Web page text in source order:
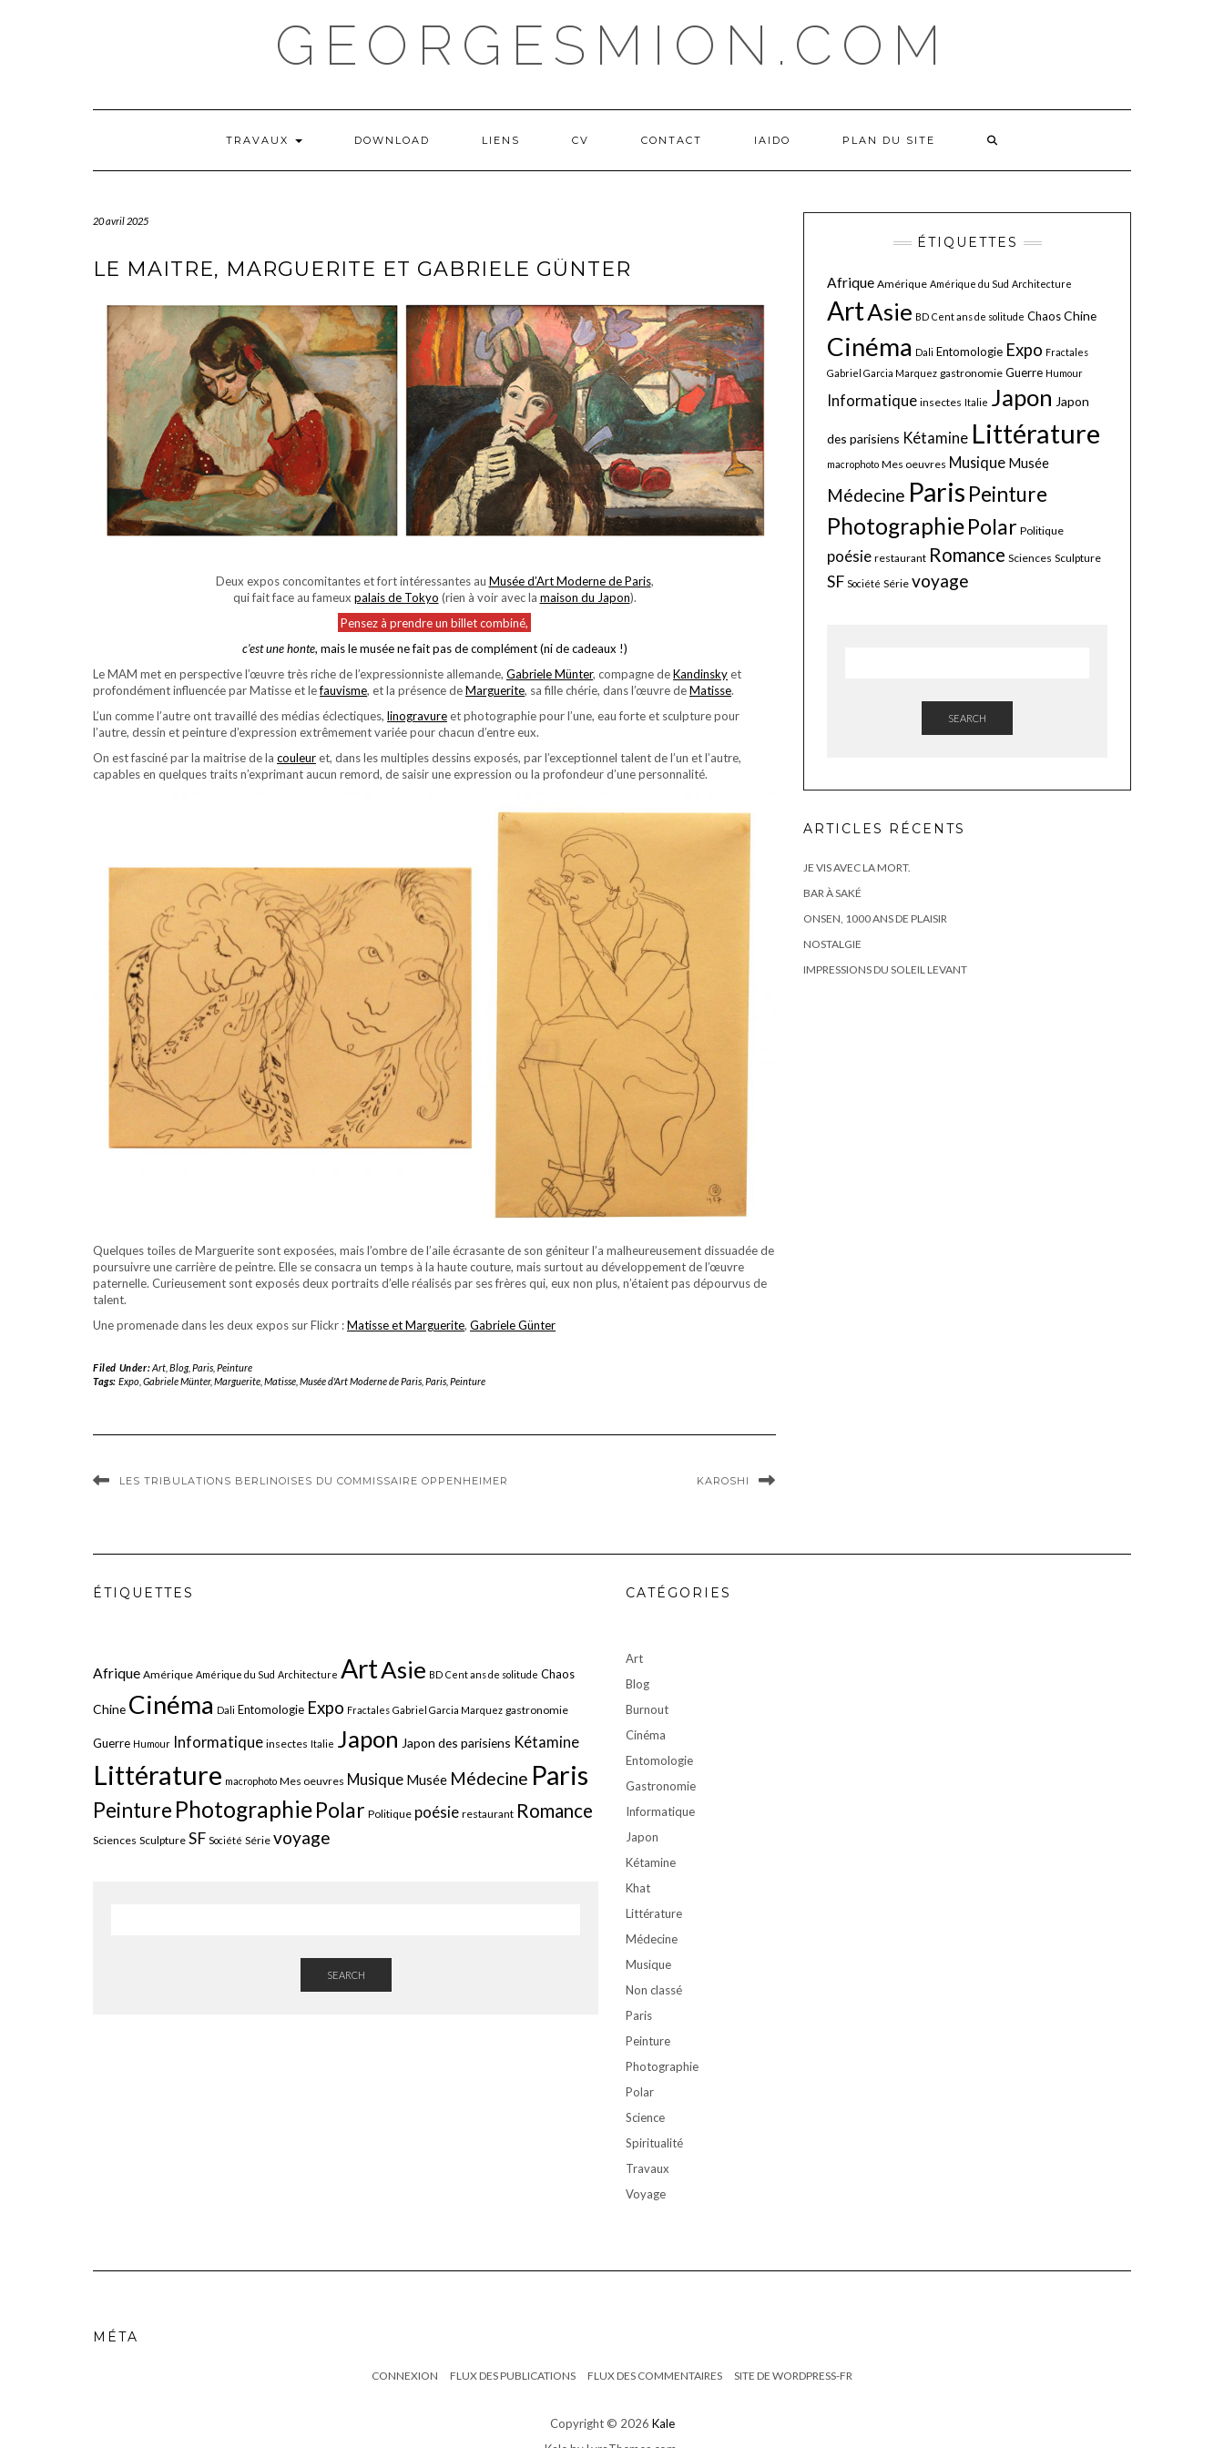
GEORGESMION.COM
TRAVAUX DOWNLOAD LIENS CV CONTACT IAIDO PLAN DU SITE
20 avril 2025
LE MAITRE, MARGUERITE ET GABRIELE GÜNTER
Deux expos concomitantes et fort intéressantes au Musée d’Art Moderne de Paris,
qui fait face au fameux palais de Tokyo (rien à voir avec la maison du Japon).
Pensez à prendre un billet combiné,
c’est une honte, mais le musée ne fait pas de complément (ni de cadeaux !)
Le MAM met en perspective l’œuvre très riche de l’expressionniste allemande, Gabriele Münter, compagne deKandinskyet
profondément influencée par Matisse et lefauvisme, et la présence deMarguerite, sa fille chérie, dans l’œuvre deMatisse.
L’un comme l’autre ont travaillé des médias éclectiques, linogravureet photographie pour l’une, eau forte et sculpture pour
l’autre, dessin et peinture d’expression extrêmement variée pour chacun d’entre eux.
On est fasciné par la maitrise de la couleuret, dans les multiples dessins exposés, par l’exceptionnel talent de l’un et l’autre,
capables en quelques traits n’exprimant aucun remord, de saisir une expression ou la profondeur d’une personnalité.
Quelques toiles de Marguerite sont exposées, mais l’ombre de l’aile écrasante de son géniteur l’a malheureusement dissuadée de
poursuivre une carrière de peintre. Elle se consacra un temps à la haute couture, mais surtout au développement de l’œuvre
paternelle. Curieusement sont exposés deux portraits d’elle réalisés par ses frères qui, eux non plus, n’étaient pas dépourvus de
talent.
Une promenade dans les deux expos sur Flickr :Matisse et Marguerite, Gabriele Günter
Filed Under:Art, Blog, Paris, Peinture
Tags: Expo, Gabriele Münter, Marguerite, Matisse, Musée d'Art Moderne de Paris, Paris, Peinture
LES TRIBULATIONS BERLINOISES DU COMMISSAIRE OPPENHEIMER KAROSHI
ÉTIQUETTES
Afrique Amérique Amérique du Sud Architecture
ArtAsie BD Cent ans de solitude ChaosChine
Cinéma Dali Entomologie Expo Fractales
Gabriel Garcia Marquez gastronomie Guerre Humour
Informatique insectes Italie Japon Japon
des parisiens Kétamine Littérature
macrophoto Mes oeuvres Musique Musée
Médecine Paris Peinture
PhotographiePolar Politique
poésie restaurant Romance Sciences Sculpture
SF Société Série voyage
SEARCH
ARTICLES RÉCENTS
JE VIS AVEC LA MORT.
BAR À SAKÉ
ONSEN, 1000 ANS DE PLAISIR
NOSTALGIE
IMPRESSIONS DU SOLEIL LEVANT
ÉTIQUETTES
Afrique Amérique Amérique du Sud Architecture ArtAsie BD Cent ans de solitude Chaos
Chine Cinéma Dali Entomologie Expo Fractales Gabriel Garcia Marquez gastronomie
Guerre Humour Informatique insectes Italie Japon Japon des parisiens Kétamine
Littérature macrophoto Mes oeuvres Musique Musée Médecine Paris
Peinture PhotographiePolar Politique poésie restaurant Romance
Sciences Sculpture SF Société Série voyage
SEARCH
CATÉGORIES
Art
Blog
Burnout
Cinéma
Entomologie
Gastronomie
Informatique
Japon
Kétamine
Khat
Littérature
Médecine
Musique
Non classé
Paris
Peinture
Photographie
Polar
Science
Spiritualité
Travaux
Voyage
MÉTA
CONNEXION FLUX DES PUBLICATIONS FLUX DES COMMENTAIRES SITE DE WORDPRESS-FR
Copyright © 2026 Kale